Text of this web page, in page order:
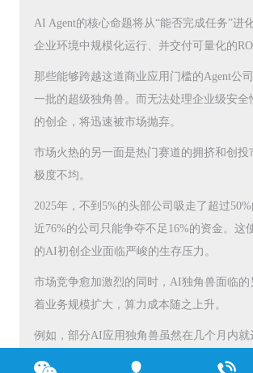
AI Agent的核心命题将从“能否完成任务”进
企业环境中规模化运行、并交付可量化的
那些能够跨越这道商业应用门槛的Agent公
一批的超级独角兽。而无法处理企业级安全
的创企，将迅速被市场抛弃。
市场火热的另一面是热门赛道的拥挤和创投
极度不均。
2025年，不到5%的头部公司吸走了超过50%
近76%的公司只能争夺不足16%的资金。这
的AI初创企业面临严峻的生存压力。
市场竞争愈加激烈的同时，AI独角兽面临的
着业务规模扩大，算力成本随之上升。
例如，部分AI应用独角兽虽然在几个月内就
的经常性收入（ARR），但其面临的模型推